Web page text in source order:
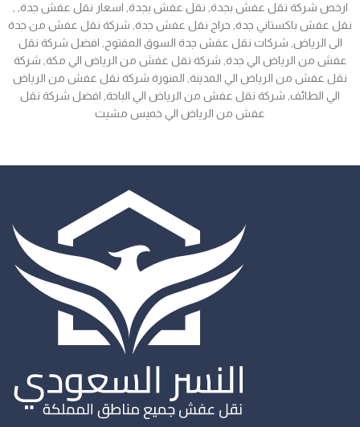
نقل عفش باكستاني جدة, حراج نقل عفش جدة, شركة نقل عفش من جدة
الى الرياض, شركات نقل عفش جدة السوق المفتوح, افضل شركة نقل
عفش من الرياض الي جدة, شركة نقل عفش من الرياض الي مكة, شركة
نقل عفش من الرياض الي المدينة, المنورة شركة نقل عفش من الرياض
الي الطائف, شركة نقل عفش من الرياض الي الباحة, افضل شركة نقل
عفش من الرياض الي خميس مشيت